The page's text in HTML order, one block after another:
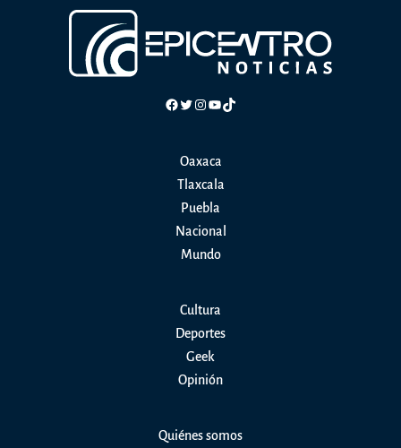
Facebook
Twitter
Instagram
YouTube
TikTok
Oaxaca
Tlaxcala
Puebla
Nacional
Mundo
Cultura
Deportes
Geek
Opinión
Quiénes somos